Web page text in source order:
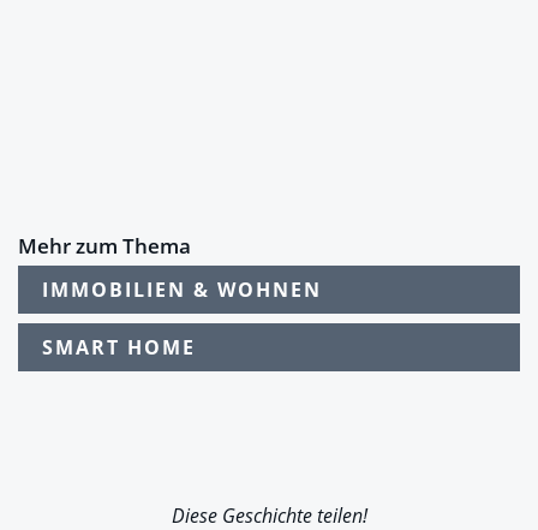
Mehr zum Thema
IMMOBILIEN & WOHNEN
SMART HOME
Diese Geschichte teilen!